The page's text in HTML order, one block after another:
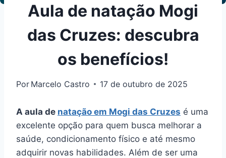
Aula de natação Mogi
das Cruzes: descubra
os benefícios!
Por Marcelo Castro 17 de outubro de 2025
A aula de natação em Mogi das Cruzes é uma
excelente opção para quem busca melhorar a
saúde, condicionamento físico e até mesmo
adquirir novas habilidades. Além de ser uma